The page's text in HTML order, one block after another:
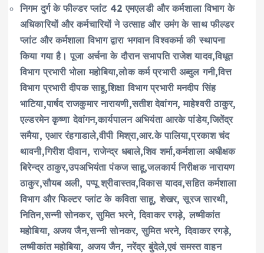
निगम दुर्ग के फील्डर प्लांट 42 एमएलडी और कर्मशाला विभाग के
अधिकारियों और कर्मचारियों ने उत्साह और उमंग के साथ फील्डर
प्लांट और कर्मशाला विभाग द्वारा भगवान विश्वकर्मा की स्थापना
किया गया है। पूजा अर्चना के दौरान सभापति राजेश यादव,विधूत
विभाग प्रभारी भोला महोबिया,लोक कर्म प्रभारी अब्दुल गनी,वित्त
विभाग प्रभारी दीपक साहू,शिक्षा विभाग प्रभारी मनदीप सिंह
भाटिया,पार्षद राजकुमार नारायणी,सतीश देवांगन, माहेश्वरी ठाकुर,
एल्डरमेन कृष्णा देवांगन,कार्यपालन अभियंता आरके पांडेय,जितेंद्र
समैया, एआर रंहगाडाले,वीपी मिश्रा,आर.के पालिया,प्रकाश चंद
थावनी,गिरीश दीवान, राजेन्द्र धबाले,शिव शर्मा,कर्मशाला अधीक्षक
बिरेन्द्र ठाकुर,उपअभियंता पंकज साहू,जलकार्य निरीक्षक नारायण
ठाकुर,सौयब अली, पप्पू श्रीवास्तव,विकास यादव,सहित कर्मशाला
विभाग और फिल्टर प्लांट के कविता साहू, शेखर, सूरज सारथी,
नितिन,सन्नी सोनकर, सुमित भरने, दिवाकर रगड़े, लष्मीकांत
महोबिया, अजय जैन,सन्नी सोनकर, सुमित भरने, दिवाकर रगड़े,
लष्मीकांत महोबिया, अजय जैन, नरेंद्र बुंदेले,एवं समस्त वाहन